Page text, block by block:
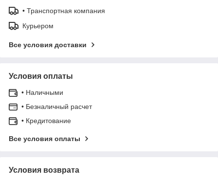
• Транспортная компания
Курьером
Все условия доставки
Условия оплаты
• Наличными
• Безналичный расчет
• Кредитование
Все условия оплаты
Условия возврата